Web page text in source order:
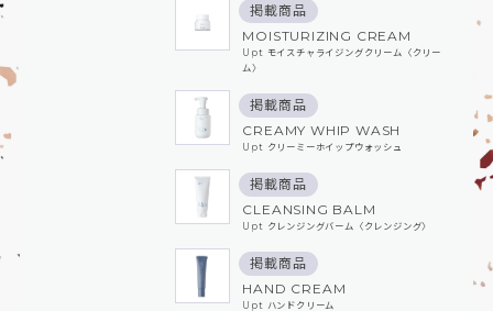
掲載商品
MOISTURIZING CREAM
Upt モイスチャライジングクリーム〈クリー
ム〉
掲載商品
CREAMY WHIP WASH
Upt クリーミーホイップウォッシュ
掲載商品
CLEANSING BALM
Upt クレンジングバーム〈クレンジング〉
掲載商品
HAND CREAM
Upt ハンドクリーム